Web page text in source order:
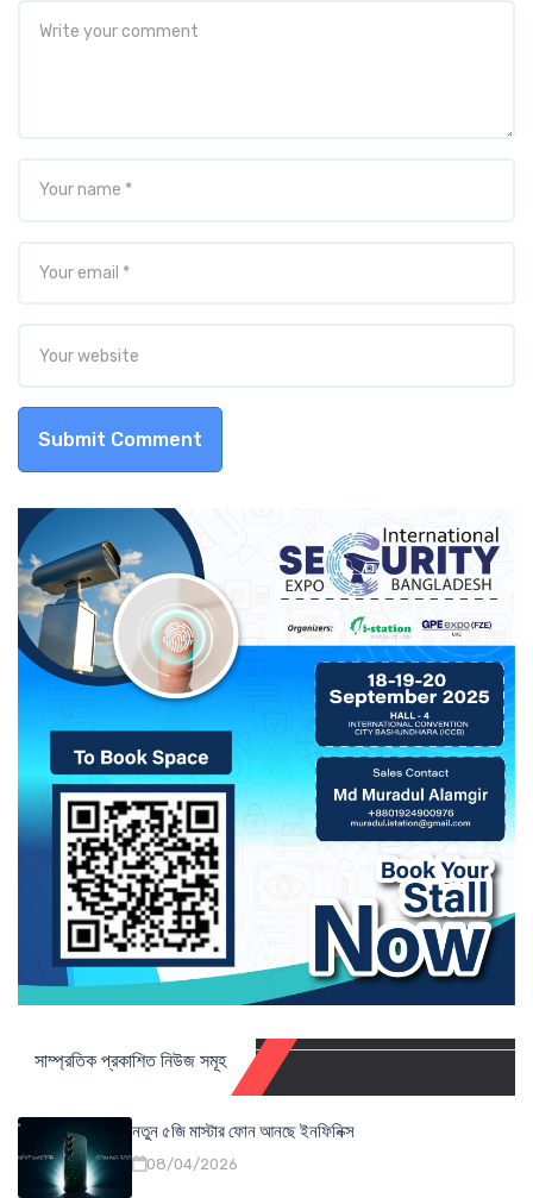
Submit Comment
সাম্প্রতিক প্রকাশিত নিউজ সমূহ
নতুন ৫জি মাস্টার ফোন আনছে ইনফিনিক্স
08/04/2026